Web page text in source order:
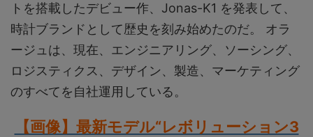
トを搭載したデビュー作、Jonas-K1 を発表して、
時計ブランドとして歴史を刻み始めたのだ。 オラ
ージュは、現在、エンジニアリング、ソーシング、
ロジスティクス、デザイン、製造、マーケティング
のすべてを自社運用している。
【画像】最新モデル“レボリューション3